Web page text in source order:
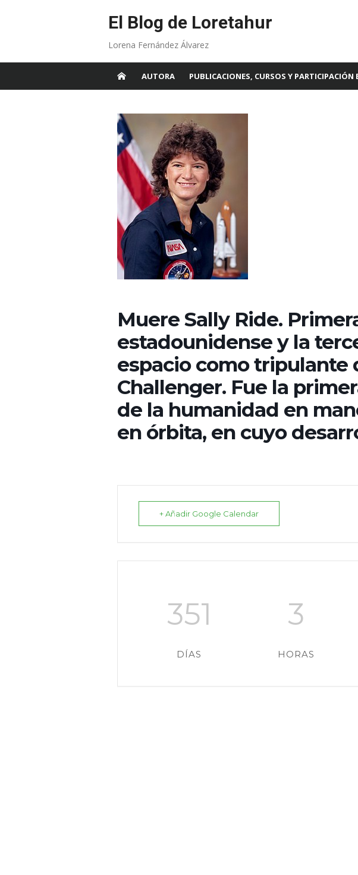
El Blog de Loretahur
Lorena Fernández Álvarez
AUTORA PUBLICACIONES, CURSOS Y PARTICIPACIÓN
Muere Sally Ride.
estadounidense y la
espacio como tripulante
Challenger. Fue la
de la humanidad en
en órbita, en cuyo
+ Añadir Google Calendar
351
DÍAS
3
HORAS